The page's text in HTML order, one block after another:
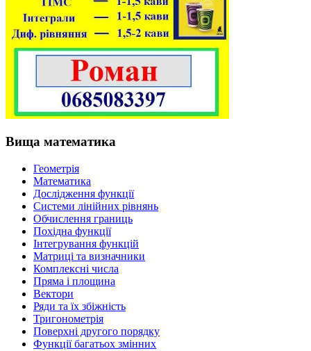
Вища математика
Геометрія
Математика
Дослідження функції
Системи лінійних рівнянь
Обчислення границь
Похідна функції
Інтегрування функцій
Матриці та визначники
Комплексні числа
Пряма і площина
Вектори
Ряди та їх збіжність
Тригонометрія
Поверхні другого порядку
Функції багатьох змінних